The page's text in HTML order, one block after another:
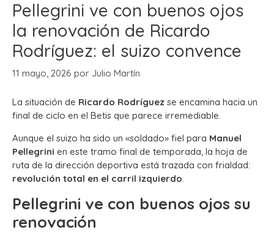
Pellegrini ve con buenos ojos
la renovación de Ricardo
Rodríguez: el suizo convence
11 mayo, 2026 por Julio Martín
La situación de Ricardo Rodríguez se encamina hacia un
final de ciclo en el Betis que parece irremediable.
Aunque el suizo ha sido un «soldado» fiel para Manuel
Pellegrini en este tramo final de temporada, la hoja de
ruta de la dirección deportiva está trazada con frialdad:
revolución total en el carril izquierdo.
Pellegrini ve con buenos ojos su
renovación